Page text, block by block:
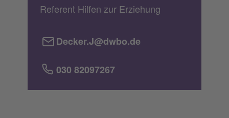
Referent Hilfen zur Erziehung
Decker.J@dwbo.de
030 82097267